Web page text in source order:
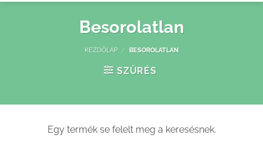
Besorolatlan
KEZDŐLAP / BESOROLATLAN
SZŰRÉS
Egy termék se felelt meg a keresésnek.